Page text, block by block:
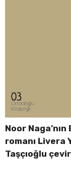
Noor
romanı Livera
Taşçıoğlu